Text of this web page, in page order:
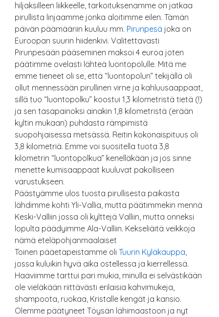
hiljaksilleen liikkeelle, tarkoituksenamme on jatkaa
pirullista linjaamme jonka aloitimme eilen. Tämän
päivän päämääriin kuuluu mm. Pirunpesä joka on
Euroopan suurin hiidenkivi. Valitettavasti
Pirunpesään pääseminen maksoi 4 euroa joten
päätimme ovelasti lähteä luontopolulle. Mitä me
emme tieneet oli se, että “luontopolun” tekijällä oli
ollut mennessään pirullinen virne ja kahluusaappaat,
sillä tuo “luontopolku” koostui 1,3 kilometristä tietä (!)
ja sen tasapainoksi ainakin 1,8 kilometristä (erään
kyltin mukaan) puhdasta rämpimistä
suopohjaisessa metsässä. Reitin kokonaispituus oli
3,8 kilometriä. Emme voi suositella tuota 3,8
kilometrin “luontopolkua” kenelläkään ja jos sinne
menette kumisaappaat kuuluvat pakolliseen
varustukseen.
Päästyämme ulos tuosta pirullisesta paikasta
lähdimme kohti Yli-Vallia, mutta päätimmekin mennä
Keski-Valliin jossa oli kylttejä Valliin, mutta onneksi
lopulta päädyimme Ala-Valliin. Kekseliäitä veikkoja
nämä eteläpohjanmaalaiset
Toinen pääetapeistamme oli Tuurin Kyläkauppa,
jossa kuluikin hyvä aika ostellessa ja kierrellessä.
Haaviimme tarttui pari mukia, minulla ei selvästikään
ole vieläkään riittävästi erilaisia kahvimukeja,
shampoota, ruokaa, Kristalle kengät ja kansio.
Olemme päätyneet Töysän lähimaastoon ja nyt